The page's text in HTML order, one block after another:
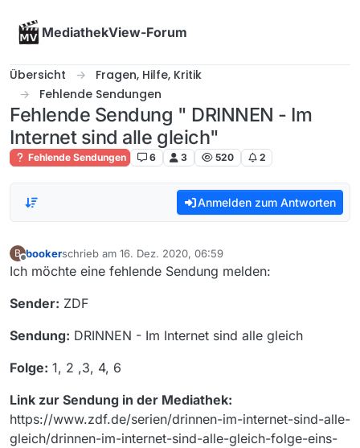
MediathekView-Forum
Übersicht
Fragen, Hilfe, Kritik
Fehlende Sendungen
Fehlende Sendung " DRINNEN - Im
Internet sind alle gleich"
Fehlende Sendungen 6 3 520 2
Anmelden zum Antworten
B
Offline
bookerschrieb am 16. Dez. 2020, 06:59
zuletzt editiert von
Ich möchte eine fehlende Sendung melden:
Sender: ZDF
Sendung: DRINNEN - Im Internet sind alle gleich
Folge: 1, 2 ,3, 4, 6
Link zur Sendung in der Mediathek:
https://www.zdf.de/serien/drinnen-im-internet-sind-alle-
gleich/drinnen-im-internet-sind-alle-gleich-folge-eins-